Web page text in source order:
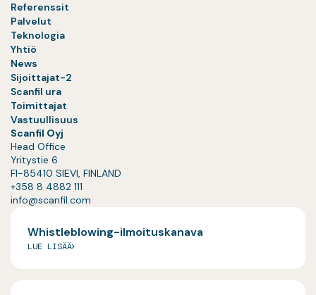
Referenssit
Palvelut
Teknologia
Yhtiö
News
Sijoittajat-2
Scanfil ura
Toimittajat
Vastuullisuus
Scanfil Oyj
Head Office
Yritystie 6
FI-85410 SIEVI, FINLAND
+358 8 4882 111
info@scanfil.com
Whistleblowing-ilmoituskanava
LUE LISÄÄ